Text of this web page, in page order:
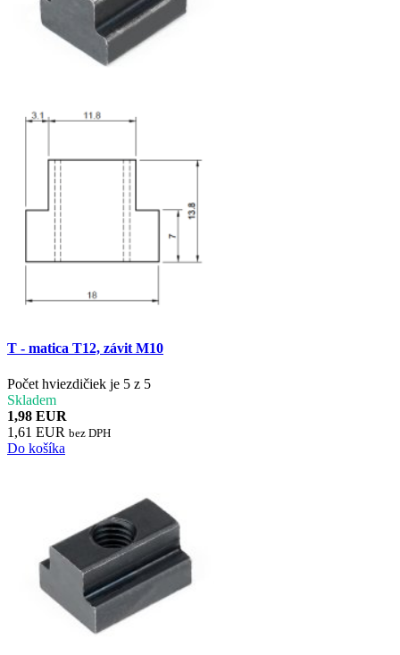
T - matica T12, závit M10
Počet hviezdičiek je 5 z 5
Skladem
1,98 EUR
1,61 EUR bez DPH
Do košíka